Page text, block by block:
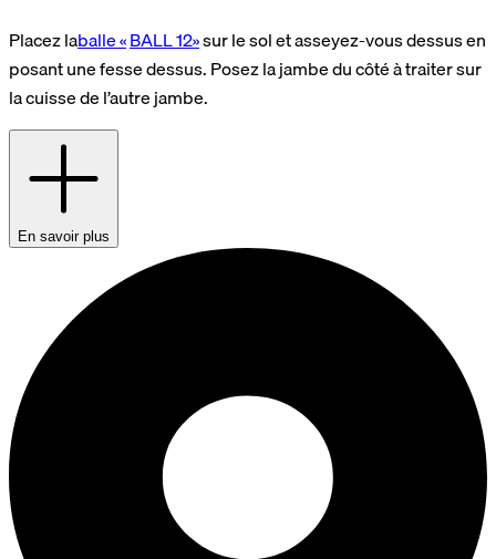
Placez laballe «BALL 12»sur le sol et asseyez-vous dessus en
posant une fesse dessus. Posez la jambe du côté à traiter sur
la cuisse de l’autre jambe.
En savoir plus